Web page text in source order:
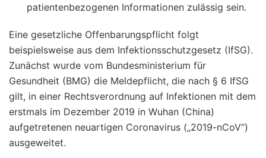
patientenbezogenen Informationen zulässig sein.
Eine gesetzliche Offenbarungspflicht folgt
beispielsweise aus dem Infektionsschutzgesetz (IfSG).
Zunächst wurde vom Bundesministerium für
Gesundheit (BMG) die Meldepflicht, die nach § 6 IfSG
gilt, in einer Rechtsverordnung auf Infektionen mit dem
erstmals im Dezember 2019 in Wuhan (China)
aufgetretenen neuartigen Coronavirus („2019-nCoV“)
ausgeweitet.